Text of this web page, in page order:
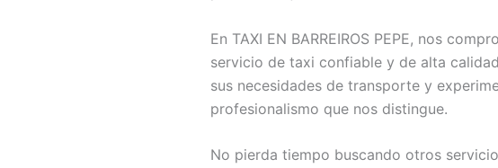
En TAXI EN BARREIROS PEPE, nos
servicio de taxi confiable y de alta
sus necesidades de transporte y
profesionalismo que nos distingue.
No pierda tiempo buscando otros